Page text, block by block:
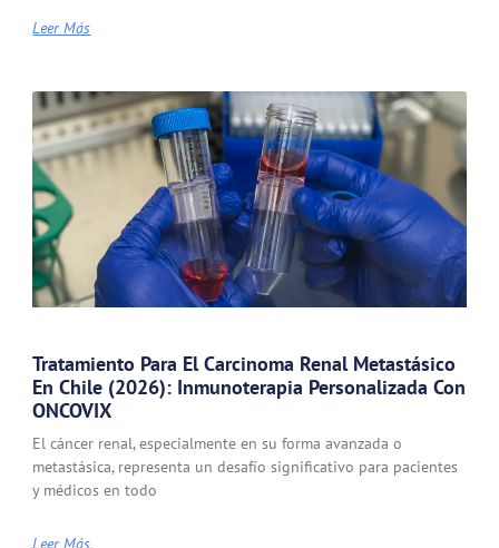
Leer Más
Tratamiento Para El Carcinoma Renal Metastásico
En Chile (2026): Inmunoterapia Personalizada Con
ONCOVIX
El cáncer renal, especialmente en su forma avanzada o
metastásica, representa un desafío significativo para pacientes
y médicos en todo
Leer Más